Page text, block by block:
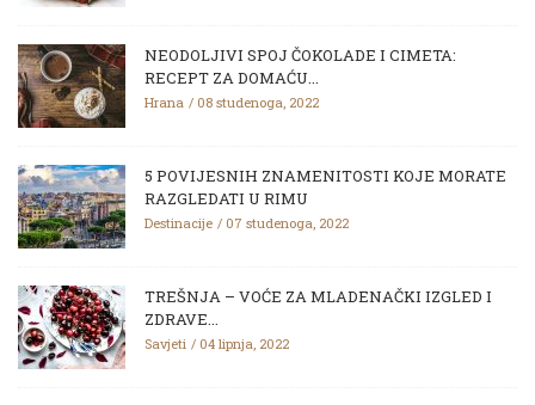
NEODOLJIVI SPOJ ČOKOLADE I CIMETA:
RECEPT ZA DOMAĆU...
Hrana 08 studenoga, 2022
5 POVIJESNIH ZNAMENITOSTI KOJE MORATE
RAZGLEDATI U RIMU
Destinacije 07 studenoga, 2022
TREŠNJA – VOĆE ZA MLADENAČKI IZGLED I
ZDRAVE...
Savjeti 04 lipnja, 2022